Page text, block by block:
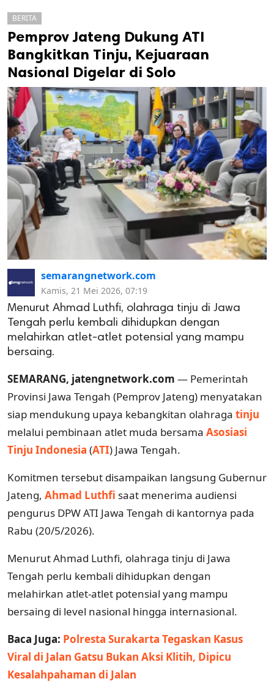
cipta.
BERITA
Pemprov Jateng Dukung ATI
Bangkitkan Tinju, Kejuaraan
Nasional Digelar di Solo
semarangnetwork.com
Kamis, 21 Mei 2026, 07:19
Menurut Ahmad Luthfi, olahraga tinju di Jawa
Tengah perlu kembali dihidupkan dengan
melahirkan atlet-atlet potensial yang mampu
bersaing.
SEMARANG, jatengnetwork.com — Pemerintah
Provinsi Jawa Tengah (Pemprov Jateng) menyatakan
siap mendukung upaya kebangkitan olahraga tinju
melalui pembinaan atlet muda bersama Asosiasi
Tinju Indonesia (ATI) Jawa Tengah.
Komitmen tersebut disampaikan langsung Gubernur
Jateng, Ahmad Luthfi saat menerima audiensi
pengurus DPW ATI Jawa Tengah di kantornya pada
Rabu (20/5/2026).
Menurut Ahmad Luthfi, olahraga tinju di Jawa
Tengah perlu kembali dihidupkan dengan
melahirkan atlet-atlet potensial yang mampu
bersaing di level nasional hingga internasional.
Baca Juga: Polresta Surakarta Tegaskan Kasus
Viral di Jalan Gatsu Bukan Aksi Klitih, Dipicu
Kesalahpahaman di Jalan